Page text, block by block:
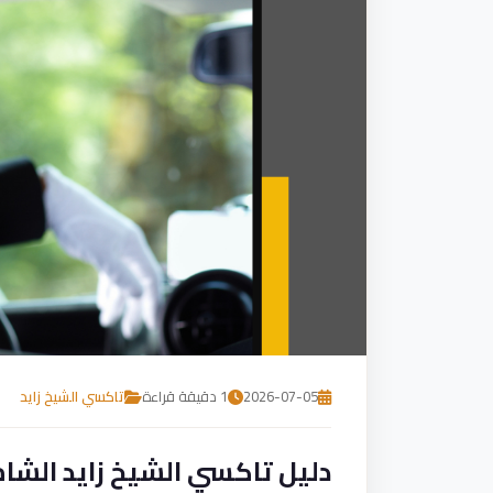
2026-07-05 1 دقيقة قراءة تاكسي الشيخ زايد
دليل تاكسي الشيخ زايد